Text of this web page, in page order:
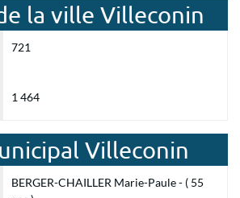
la ville Villeconin
721
1 464
Villeconin
BERGER-CHAILLER Marie-Paule - ( 55